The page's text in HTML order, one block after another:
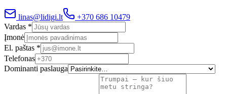
linas@lidigi.lt
+370 686 10479
Vardas *
Įmonė
El. paštas *
Telefonas
Dominanti paslauga